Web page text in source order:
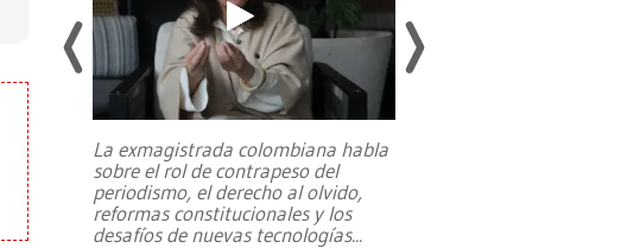
La exmagistrada colombiana habla
sobre el rol de contrapeso del
periodismo, el derecho al olvido,
reformas constitucionales y los
desafíos de nuevas tecnologías...